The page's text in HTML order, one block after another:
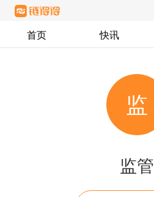
首页 快讯
监
监管